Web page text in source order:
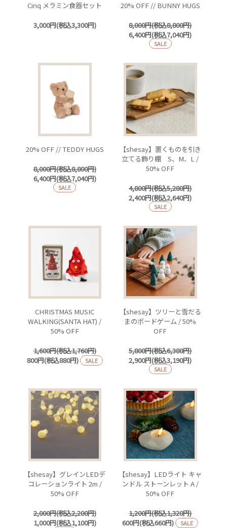
Cinq メラミン食器セット
3,000円(税込3,300円)
20% OFF // BUNNY HUGS
8,000円(税込8,800円)
6,400円(税込7,040円)
SALE
20% OFF // TEDDY HUGS
8,000円(税込8,800円)
6,400円(税込7,040円)
SALE
【shesay】置くものを引き
立てる飾り棚 S、M、L /
50% OFF
4,800円(税込5,280円)
2,400円(税込2,640円)
SALE
CHRISTMAS MUSIC
WALKING(SANTA HAT) /
50% OFF
1,600円(税込1,760円)
800円(税込880円)
SALE
【shesay】ツリーと雪だる
まのボードゲーム / 50%
OFF
5,800円(税込6,380円)
2,900円(税込3,190円)
SALE
【shesay】グレインLEDデ
コレーションライト 2m /
50% OFF
2,000円(税込2,200円)
1,000円(税込1,100円)
【shesay】LEDライト キャ
ンドル ストーンレット A /
50% OFF
1,200円(税込1,320円)
600円(税込660円)
SALE